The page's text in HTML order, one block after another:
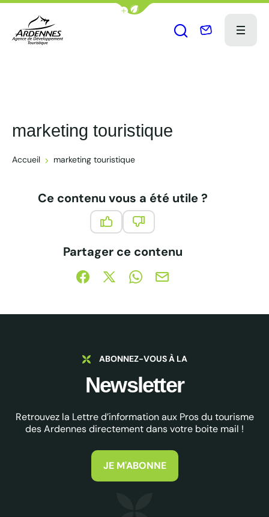
Afficher la barre de navigation du
Ouvrir le
Nous Menu
marketing touristique
Accueil marketing touristique
Ce contenu vous a été utile ?
Partager ce contenu
Partager sur Facebook (nouvelle fenêtre)
Partager sur X / Twitter (nouvelle
Partager sur WhatsApp
Partager par mail
ABONNEZ-VOUS À LA
Newsletter
Retrouvez la Lettre d’information aux Pros du tourisme
des Ardennes directement dans votre boite mail !
JE M'ABONNE